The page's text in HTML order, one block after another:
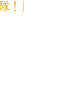
！」